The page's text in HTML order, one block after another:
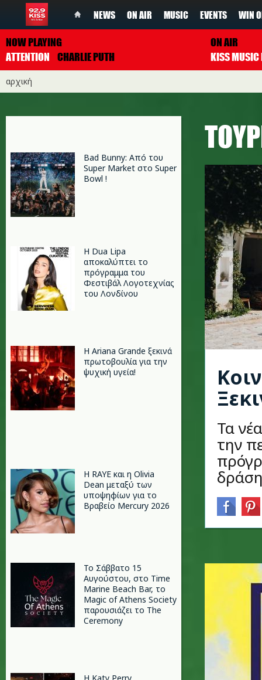
NEWS ON AIR MUSIC EVENTS WIN
NOW PLAYING
ATTENTION
CHARLIE PUTH
ON AIR
αρχική
Bad Bunny: Από του
Super Market στο Super
Bowl !
Η Dua Lipa
αποκαλύπτει το
πρόγραμμα του
Φεστιβάλ Λογοτεχνίας
του Λονδίνου
Η Ariana Grande ξεκινά
πρωτοβουλία για την
ψυχική υγεία!
Η RAYE και η Olivia
Dean μεταξύ των
υποψηφίων για το
Βραβείο Mercury 2026
Το Σάββατο 15
Αυγούστου, στο Time
Marine Beach Bar, το
Magic of Athens Society
παρουσιάζει το The
Ceremony
Τα
την